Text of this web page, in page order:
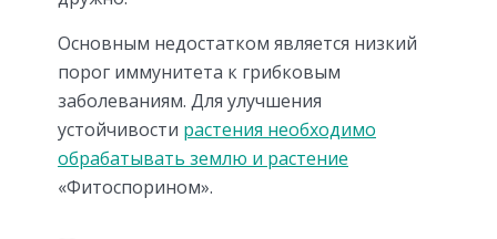
Основным недостатком является низкий
порог иммунитета к грибковым
заболеваниям. Для улучшения
устойчивости растения необходимо
обрабатывать землю и растение
«Фитоспорином».